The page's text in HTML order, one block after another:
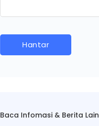
Baca Infomasi & Berita Lain